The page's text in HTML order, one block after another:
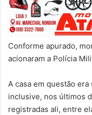
Conforme apurado,
acionaram a Polícia
A casa em questão
inclusive, nos últimos
registradas ali, entre